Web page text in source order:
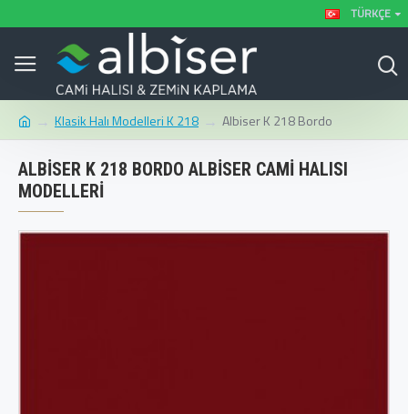
TÜRKÇE
Klasik Halı Modelleri K 218 Albiser K 218 Bordo
ALBISER K 218 BORDO ALBISER CAMI HALISI
MODELLERI